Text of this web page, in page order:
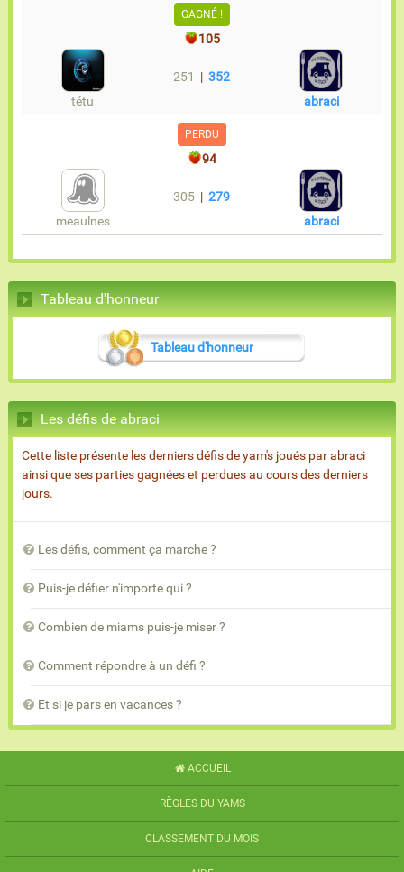
GAGNÉ !
105
tétu
251 |352
abraci
PERDU
94
meaulnes
305 |279
abraci
Tableau d'honneur
Tableau d'honneur
Les défis de abraci
Cette liste présente les derniers défis de yam's joués par abraci
ainsi que ses parties gagnées et perdues au cours des derniers
jours.
Les défis, comment ça marche ?
Puis-je défier n'importe qui ?
Combien de miams puis-je miser ?
Comment répondre à un défi ?
Et si je pars en vacances ?
ACCUEIL
RÈGLES DU YAMS
CLASSEMENT DU MOIS